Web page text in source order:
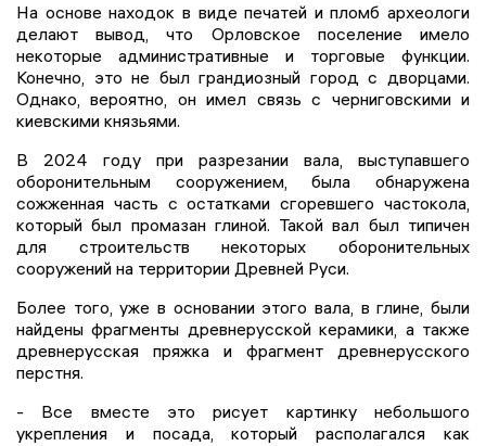
На основе находок в виде печатей и пломб археологи
делают вывод, что Орловское поселение имело
некоторые административные и торговые функции.
Конечно, это не был грандиозный город с дворцами.
Однако, вероятно, он имел связь с черниговскими и
киевскими князьями.
В 2024 году при разрезании вала, выступавшего
оборонительным сооружением, была обнаружена
сожженная часть с остатками сгоревшего частокола,
который был промазан глиной. Такой вал был типичен
для строительств некоторых оборонительных
сооружений на территории Древней Руси.
Более того, уже в основании этого вала, в глине, были
найдены фрагменты древнерусской керамики, а также
древнерусская пряжка и фрагмент древнерусского
перстня.
- Все вместе это рисует картинку небольшого
укрепления и посада, который располагался как